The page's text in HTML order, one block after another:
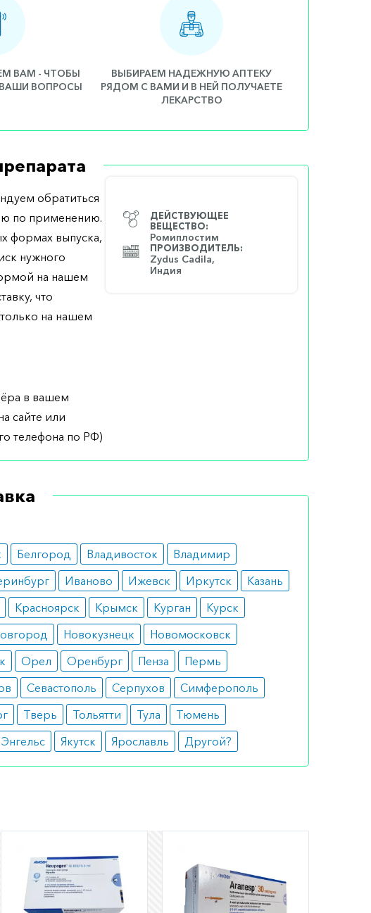
ВАМ - ЧТОБЫ
ВАШИ ВОПРОСЫ
ВЫБИРАЕМ НАДЕЖНУЮ АПТЕКУ
РЯДОМ С ВАМИ И В НЕЙ ПОЛУЧАЕТЕ
ЛЕКАРСТВО
ДЕЙСТВУЮЩЕЕ
ВЕЩЕСТВО:
Ромиплостим
ПРОИЗВОДИТЕЛЬ:
Zydus Cadila,
Индия
обратиться
по применению.
формах выпуска,
нужного
на нашем
что
на нашем
в вашем
сайте или
телефона по РФ)
Белгород Владивосток
Владимир
Иваново Ижевск Иркутск
Казань
Красноярск Крымск Курган
Курск
Новокузнецк
Новомосковск
Орел Оренбург Пенза
Пермь
Севастополь Серпухов
Симферополь
Тверь Тольятти Тула
Тюмень
Энгельс Якутск Ярославль Другой?